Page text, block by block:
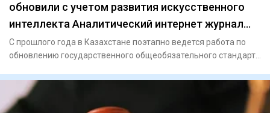
обновили с учетом развития искусственного
интеллекта Аналитический интернет журнал
Власть
С прошлого года в Казахстане поэтапно ведется работа по
обновлению государственного общеобязательного стандарта